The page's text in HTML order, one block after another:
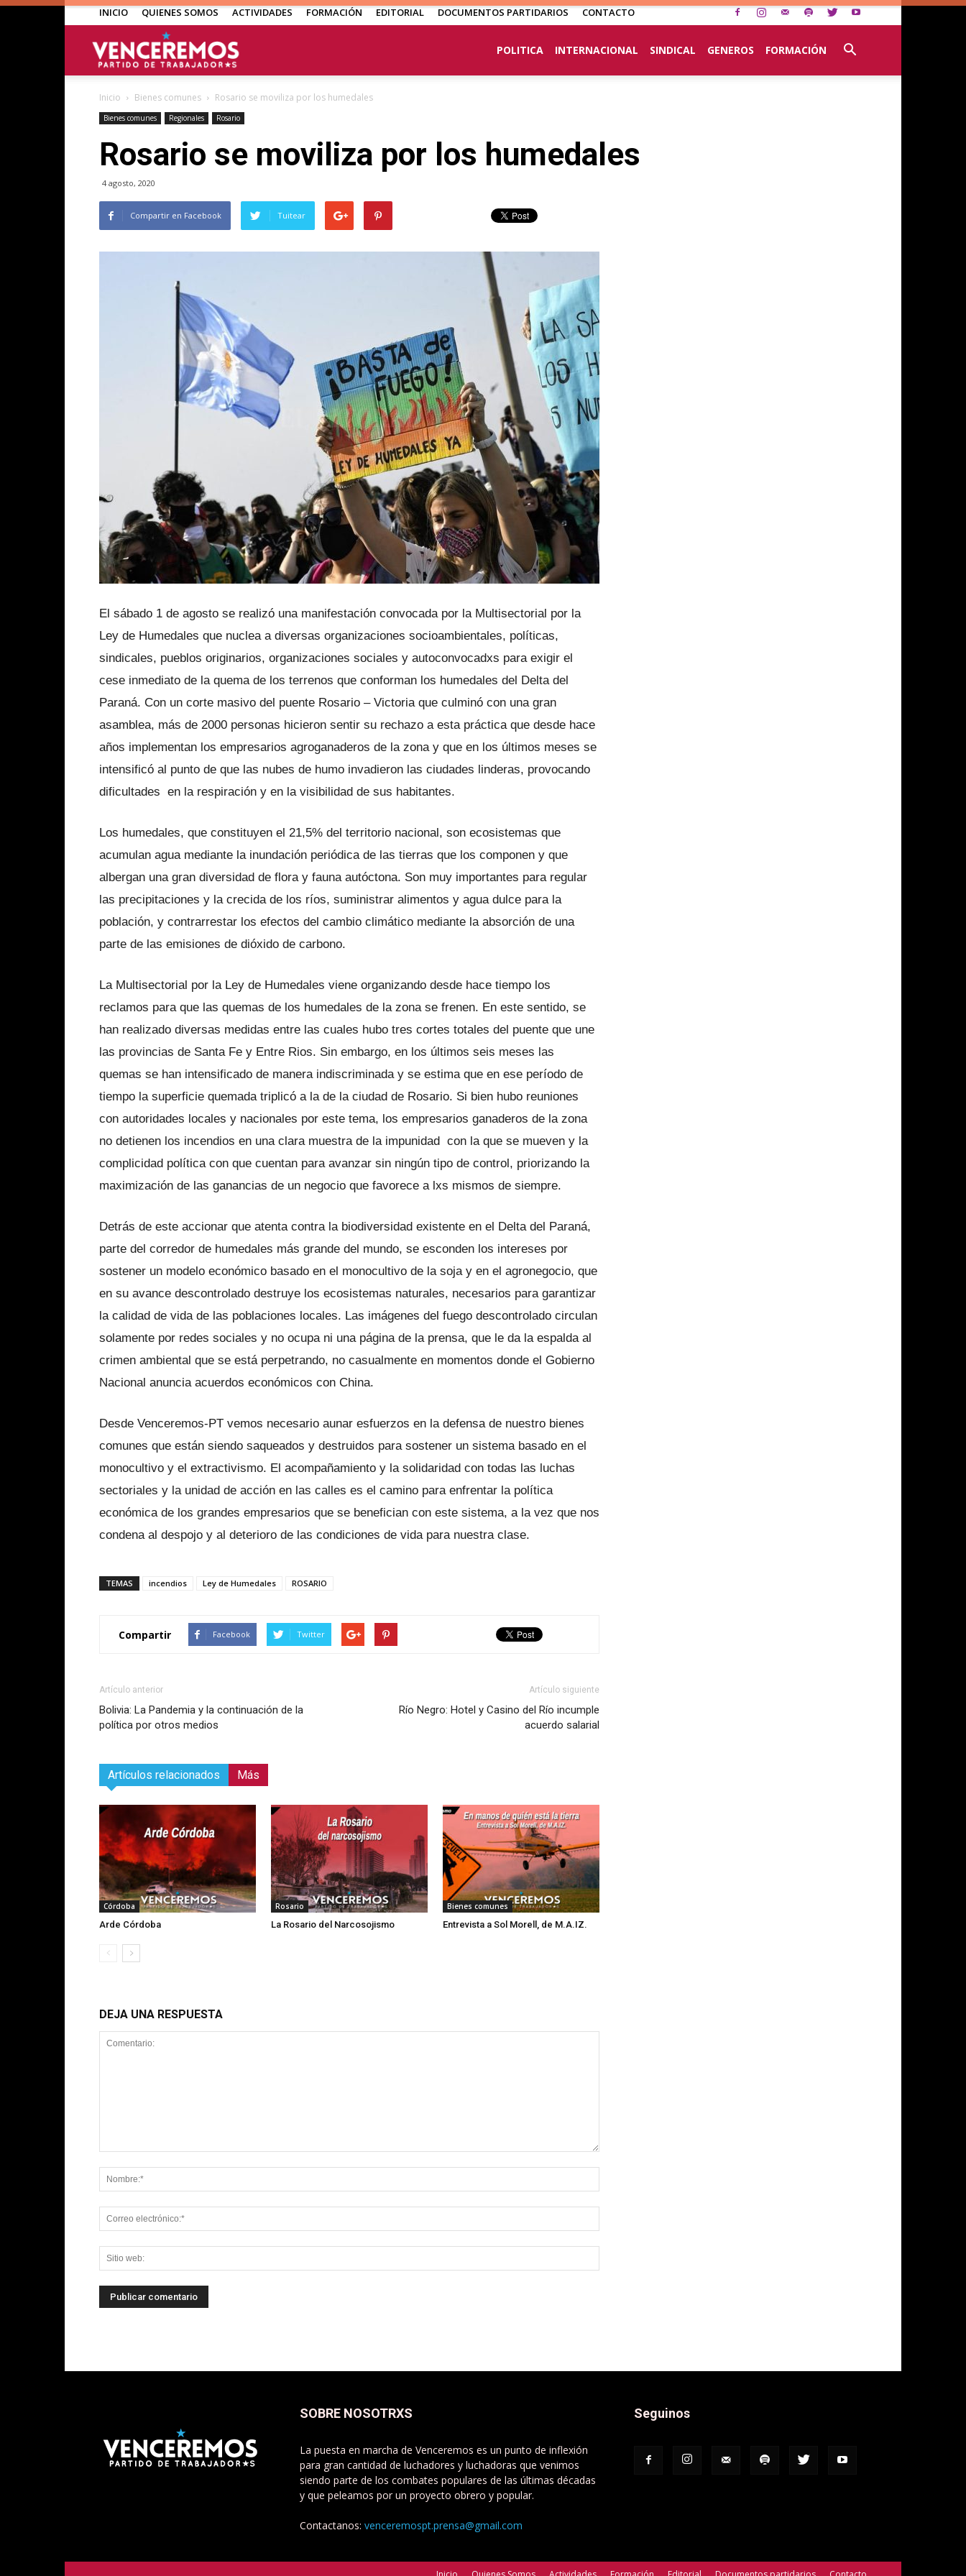
INICIO QUIENES SOMOS ACTIVIDADES FORMACIÓN EDITORIAL DOCUMENTOS PARTIDARIOS CONTACTO
POLITICA INTERNACIONAL SINDICAL GENEROS FORMACIÓN
Inicio Bienes comunes Rosario se moviliza por los humedales
Bienes comunes Regionales Rosario
Rosario se moviliza por los humedales
4 agosto, 2020
Compartir en Facebook Tuitear
El sábado 1 de agosto se realizó una manifestación convocada por la Multisectorial por la
Ley de Humedales que nuclea a diversas organizaciones socioambientales, políticas,
sindicales, pueblos originarios, organizaciones sociales y autoconvocadxs para exigir el
cese inmediato de la quema de los terrenos que conforman los humedales del Delta del
Paraná. Con un corte masivo del puente Rosario – Victoria que culminó con una gran
asamblea, más de 2000 personas hicieron sentir su rechazo a esta práctica que desde hace
años implementan los empresarios agroganaderos de la zona y que en los últimos meses se
intensificó al punto de que las nubes de humo invadieron las ciudades linderas, provocando
dificultades en la respiración y en la visibilidad de sus habitantes.
Los humedales, que constituyen el 21,5% del territorio nacional, son ecosistemas que
acumulan agua mediante la inundación periódica de las tierras que los componen y que
albergan una gran diversidad de flora y fauna autóctona. Son muy importantes para regular
las precipitaciones y la crecida de los ríos, suministrar alimentos y agua dulce para la
población, y contrarrestar los efectos del cambio climático mediante la absorción de una
parte de las emisiones de dióxido de carbono.
La Multisectorial por la Ley de Humedales viene organizando desde hace tiempo los
reclamos para que las quemas de los humedales de la zona se frenen. En este sentido, se
han realizado diversas medidas entre las cuales hubo tres cortes totales del puente que une
las provincias de Santa Fe y Entre Rios. Sin embargo, en los últimos seis meses las
quemas se han intensificado de manera indiscriminada y se estima que en ese período de
tiempo la superficie quemada triplicó a la de la ciudad de Rosario. Si bien hubo reuniones
con autoridades locales y nacionales por este tema, los empresarios ganaderos de la zona
no detienen los incendios en una clara muestra de la impunidad con la que se mueven y la
complicidad política con que cuentan para avanzar sin ningún tipo de control, priorizando la
maximización de las ganancias de un negocio que favorece a lxs mismos de siempre.
Detrás de este accionar que atenta contra la biodiversidad existente en el Delta del Paraná,
parte del corredor de humedales más grande del mundo, se esconden los intereses por
sostener un modelo económico basado en el monocultivo de la soja y en el agronegocio, que
en su avance descontrolado destruye los ecosistemas naturales, necesarios para garantizar
la calidad de vida de las poblaciones locales. Las imágenes del fuego descontrolado circulan
solamente por redes sociales y no ocupa ni una página de la prensa, que le da la espalda al
crimen ambiental que se está perpetrando, no casualmente en momentos donde el Gobierno
Nacional anuncia acuerdos económicos con China.
Desde Venceremos-PT vemos necesario aunar esfuerzos en la defensa de nuestro bienes
comunes que están siendo saqueados y destruidos para sostener un sistema basado en el
monocultivo y el extractivismo. El acompañamiento y la solidaridad con todas las luchas
sectoriales y la unidad de acción en las calles es el camino para enfrentar la política
económica de los grandes empresarios que se benefician con este sistema, a la vez que nos
condena al despojo y al deterioro de las condiciones de vida para nuestra clase.
TEMAS incendios Ley de Humedales ROSARIO
Compartir Facebook Twitter
Artículo anterior
Bolivia: La Pandemia y la continuación de la
política por otros medios
Artículo siguiente
Río Negro: Hotel y Casino del Río incumple
acuerdo salarial
Artículos relacionados Más
Córdoba
Arde Córdoba
Rosario
La Rosario del Narcosojismo
Bienes comunes
Entrevista a Sol Morell, de M.A.IZ.
DEJA UNA RESPUESTA
SOBRE NOSOTRXS
La puesta en marcha de Venceremos es un punto de inflexión
para gran cantidad de luchadores y luchadoras que venimos
siendo parte de los combates populares de las últimas décadas
y que peleamos por un proyecto obrero y popular.
Contactanos: venceremospt.prensa@gmail.com
Seguinos